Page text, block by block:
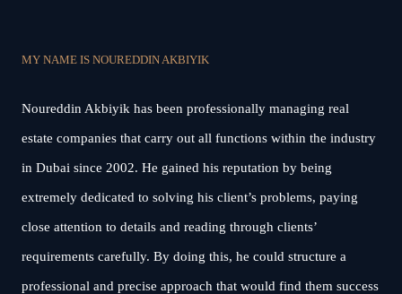
MY NAME IS NOUREDDIN AKBIYIK
Noureddin Akbiyik has been professionally managing real
estate companies that carry out all functions within the industry
in Dubai since 2002. He gained his reputation by being
extremely dedicated to solving his client’s problems, paying
close attention to details and reading through clients’
requirements carefully. By doing this, he could structure a
professional and precise approach that would find them success